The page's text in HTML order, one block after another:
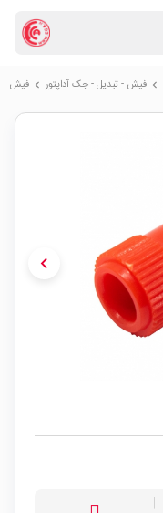
chevron_right فیش - تبدیل - جک آداپتور chevron_right فیش
chevron_left